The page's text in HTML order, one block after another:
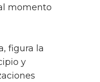
momento
figura la
y